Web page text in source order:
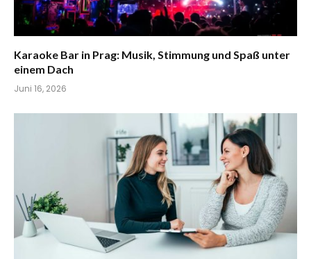
Karaoke Bar in Prag: Musik, Stimmung und Spaß unter
einem Dach
Juni 16, 2026